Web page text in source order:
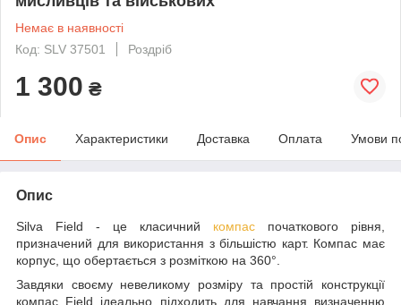
Немає в наявності
Код: SLV 37501
Роздріб
1 300 ₴
Опис Характеристики Доставка Оплата Умови
Опис
Silva Field - це класичний компас початкового рівня,
призначений для використання з більшістю карт. Компас має
корпус, що обертається з розміткою на 360°.
Завдяки своєму невеликому розміру та простій конструкції
компас Field ідеально підходить для навчання визначенню